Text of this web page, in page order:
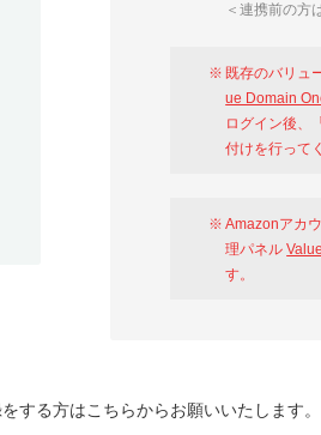
＜連携前の方
既存のバリュ
ue Domain
ログイン後、「
付けを行って
Amazonアカ
理パネル
す。
する方はこちらからお願いいたします。